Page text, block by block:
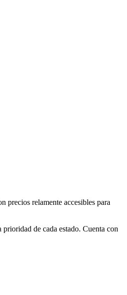
precios relamente accesibles para
de cada estado. Cuenta con